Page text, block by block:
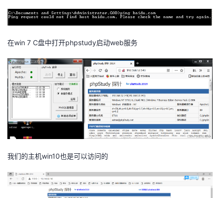
在win 7 C盘中打开phpstudy启动web服务
我们的主机win10也是可以访问的